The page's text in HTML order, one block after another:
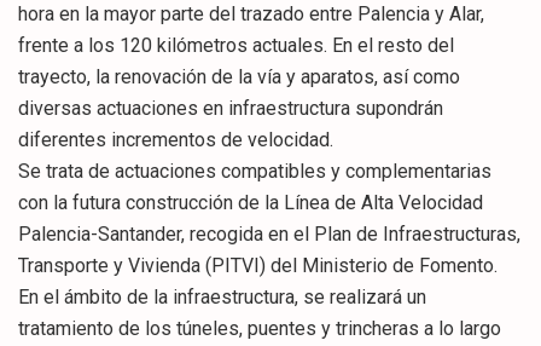
hora en la mayor parte del trazado entre Palencia y Alar,
frente a los 120 kilómetros actuales. En el resto del
trayecto, la renovación de la vía y aparatos, así como
diversas actuaciones en infraestructura supondrán
diferentes incrementos de velocidad.
Se trata de actuaciones compatibles y complementarias
con la futura construcción de la Línea de Alta Velocidad
Palencia-Santander, recogida en el Plan de Infraestructuras,
Transporte y Vivienda (PITVI) del Ministerio de Fomento.
En el ámbito de la infraestructura, se realizará un
tratamiento de los túneles, puentes y trincheras a lo largo